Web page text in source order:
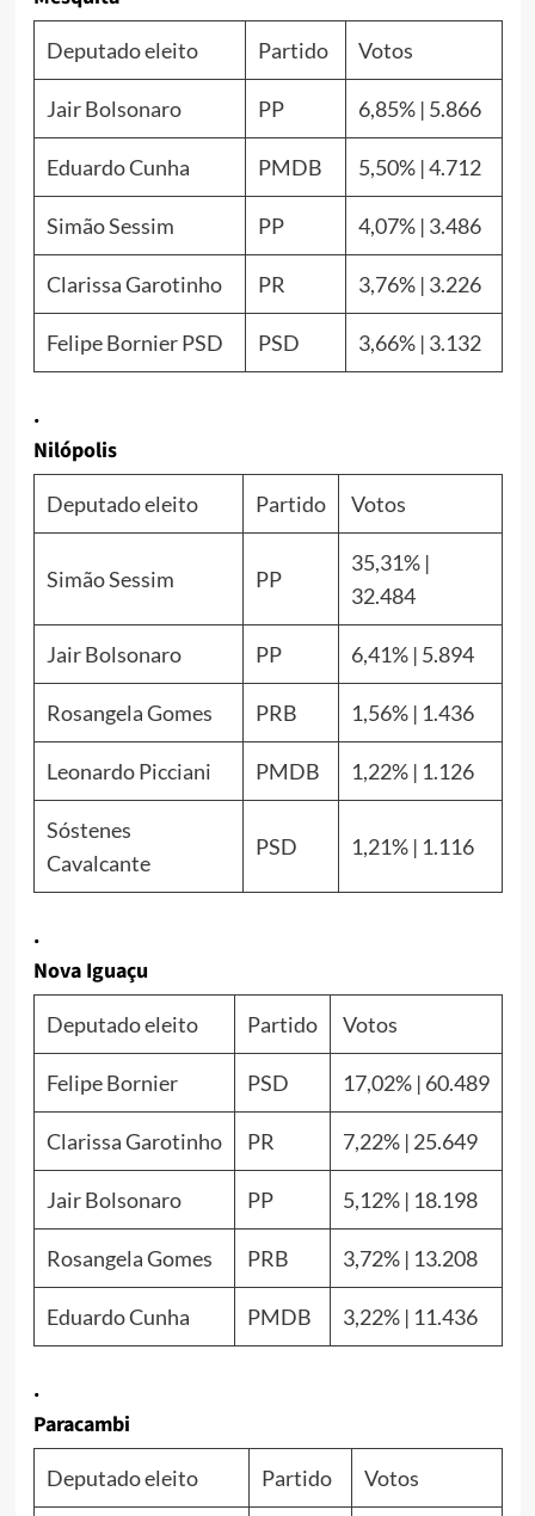
Deputado eleito Partido Votos
Jair Bolsonaro PP 6,85% | 5.866
Eduardo Cunha PMDB 5,50% | 4.712
Simão Sessim PP 4,07% | 3.486
Clarissa Garotinho PR 3,76% | 3.226
Felipe Bornier PSD PSD 3,66% | 3.132
.
Nilópolis
Deputado eleito Partido Votos
Simão Sessim PP
35,31% |
32.484
Jair Bolsonaro PP 6,41% | 5.894
Rosangela Gomes PRB 1,56% | 1.436
Leonardo Picciani PMDB 1,22% | 1.126
Sóstenes
Cavalcante
PSD 1,21% | 1.116
.
Nova Iguaçu
Deputado eleito Partido Votos
Felipe Bornier PSD 17,02% | 60.489
Clarissa Garotinho PR 7,22% | 25.649
Jair Bolsonaro PP 5,12% | 18.198
Rosangela Gomes PRB 3,72% | 13.208
Eduardo Cunha PMDB 3,22% | 11.436
.
Paracambi
Deputado eleito Partido Votos